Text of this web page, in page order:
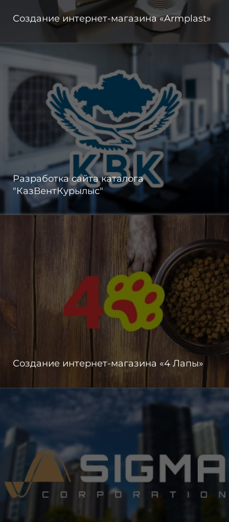
Создание интернет-магазина «Armplast»
Разработка сайта каталога
"КазВентКурылыс"
Создание интернет-магазина «4 Лапы»